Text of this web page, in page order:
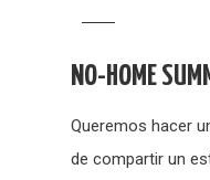
NO-HOME
Queremos hacer
de compartir un